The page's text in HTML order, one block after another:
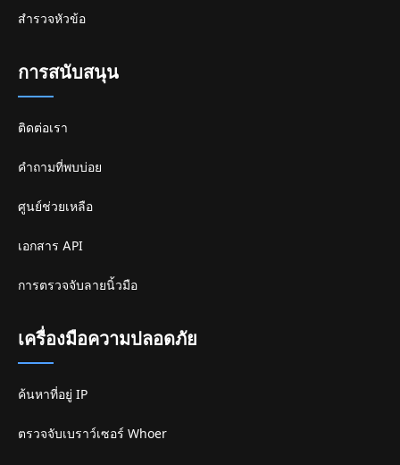
สำรวจหัวข้อ
การสนับสนุน
ติดต่อเรา
คำถามที่พบบ่อย
ศูนย์ช่วยเหลือ
เอกสาร API
การตรวจจับลายนิ้วมือ
เครื่องมือความปลอดภัย
ค้นหาที่อยู่ IP
ตรวจจับเบราว์เซอร์ Whoer